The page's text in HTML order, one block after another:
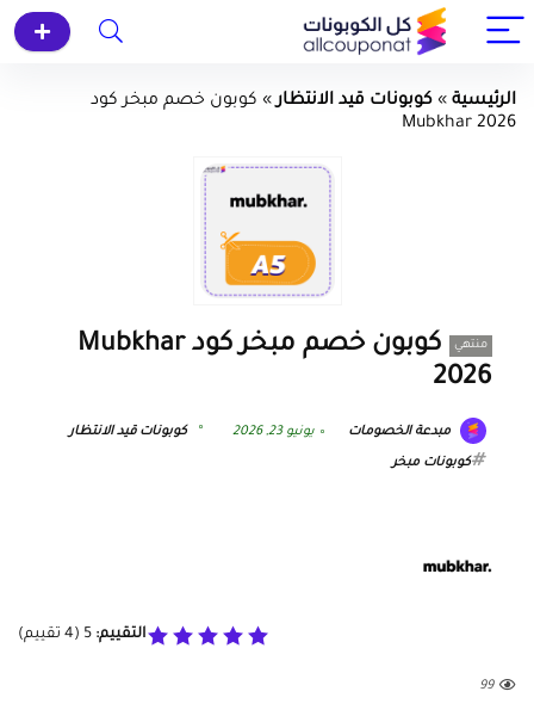
الرئيسية » كوبونات قيد الانتظار» كوبون خصم مبخر كود
Mubkhar 2026
منتهي
كوبون خصم مبخر كود Mubkhar
2026
مبدعة الخصومات يونيو 23, 2026 كوبونات قيد الانتظار
كوبونات مبخر
التقييم: 5
(
4 تقييم)
99